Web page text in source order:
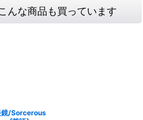
んな商品も買っています
鏡/Sorcerous